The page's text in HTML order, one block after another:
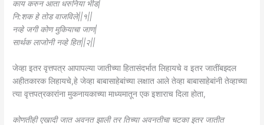
काय करुन आता धरुनिया भीड|
नि:शक हे तोड वाजविले||१||
नव्हे जगी कोण मुकियाचा जाण|
सार्थक लाजोनी नव्हे हित||२||
जेव्हा इतर वृत्तपत्र आपापल्या जातीच्या हितासंदर्भात लिहायचे व इतर जातींबझ्दल
अहीतकारक लिहायचे,हे जेव्हा बाबासाहेबांच्या लक्षात आले तेव्हा बाबासाहेबांनी तेव्हाच्या
त्या वृत्तपत्रकारांना मुकनायकाच्या माध्यमातून एक इशाराच दिला होता,
कोणतीही एखादी जात अवनत झाली तर तिच्या अवनतीचा चटका इतर जातीत